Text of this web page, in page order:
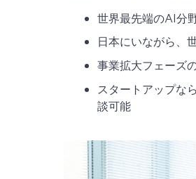
世界最先端のAI分
日本にいながら、
事業拡大フェーズ
スタートアップな
談可能